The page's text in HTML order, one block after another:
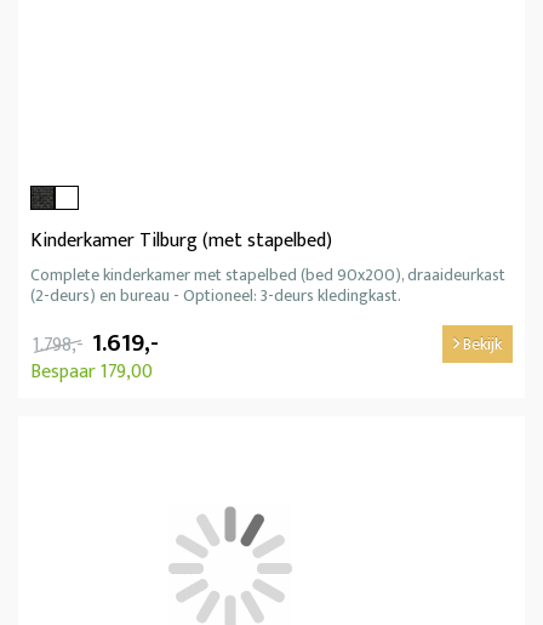
Kinderkamer Tilburg (met stapelbed)
Complete kinderkamer met stapelbed (bed 90x200), draaideurkast
(2-deurs) en bureau - Optioneel: 3-deurs kledingkast.
1.798,- 1.619,-
Bespaar 179,00
Bekijk